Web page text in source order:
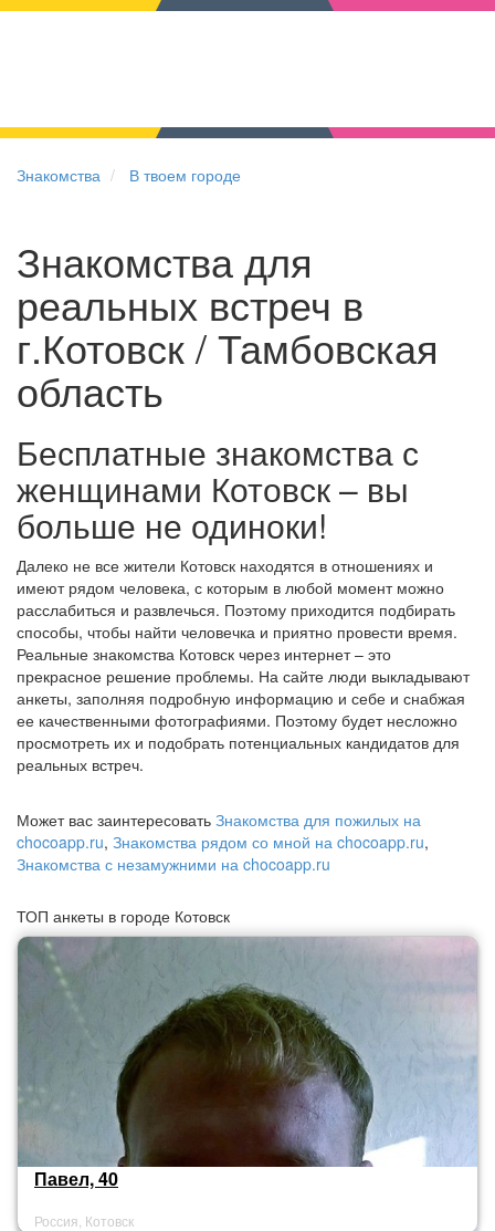
Знакомства В твоем городе
Знакомства для
реальных встреч в
г.Котовск / Тамбовская
область
Бесплатные знакомства с
женщинами Котовск – вы
больше не одиноки!
Далеко не все жители Котовск находятся в отношениях и
имеют рядом человека, с которым в любой момент можно
расслабиться и развлечься. Поэтому приходится подбирать
способы, чтобы найти человечка и приятно провести время.
Реальные знакомства Котовск через интернет – это
прекрасное решение проблемы. На сайте люди выкладывают
анкеты, заполняя подробную информацию и себе и снабжая
ее качественными фотографиями. Поэтому будет несложно
просмотреть их и подобрать потенциальных кандидатов для
реальных встреч.
Может вас заинтересовать Знакомства для пожилых на
chocoapp.ru, Знакомства рядом со мной на chocoapp.ru,
Знакомства с незамужними на chocoapp.ru
ТОП анкеты в городе Котовск
Павел, 40
Россия, Котовск